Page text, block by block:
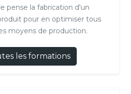
pense la fabrication d'un
pour en optimiser tous
moyens de production.
les formations